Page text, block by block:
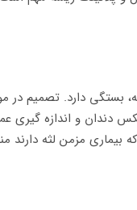
دارد. تصمیم در
دندان و اندازه
بیماری مزمن لثه